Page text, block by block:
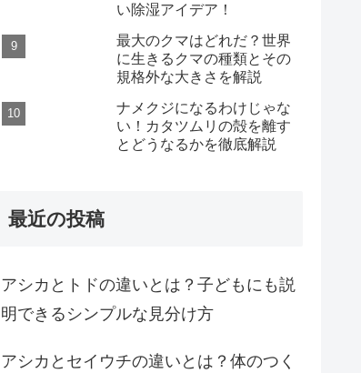
い除湿アイデア！
最大のクマはどれだ？世界
に生きるクマの種類とその
規格外な大きさを解説
ナメクジになるわけじゃな
い！カタツムリの殻を離す
とどうなるかを徹底解説
最近の投稿
アシカとトドの違いとは？子どもにも説
明できるシンプルな見分け方
アシカとセイウチの違いとは？体のつく